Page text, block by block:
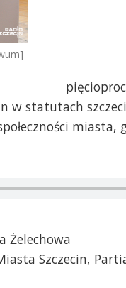
w statutach
Żelechowa
Szczecin,